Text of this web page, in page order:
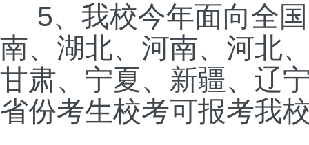
5、我校今年面向全国
南、湖北、河南、河北
甘肃、宁夏、新疆、辽
省份考生校考可报考我